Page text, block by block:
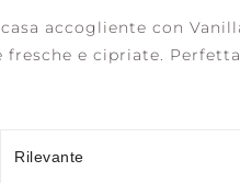
accogliente con
fresche e cipriate.